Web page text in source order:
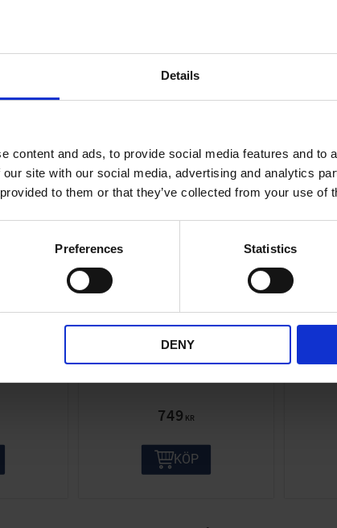
Details
content and ads, to provide social media features and to
site with our social media, advertising and analytics
to them or that they’ve collected from your use of
Preferences Statistics
DENY
Förgasare Kymco mfl
Gurtner
17-6000-614
749 KR
KÖP